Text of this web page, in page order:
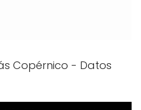
Copérnico - Datos